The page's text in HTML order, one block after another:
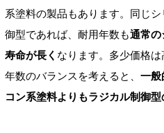
系塗料の製品もあります。同じ
御型であれば、耐用年数も通常の
寿命が長く なります。多少価格
年数のバランスを考えると、 一般
コン系塗料よりもラジカル制御